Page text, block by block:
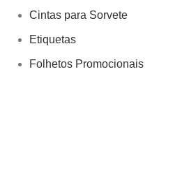
Cintas para Sorvete
Etiquetas
Folhetos Promocionais